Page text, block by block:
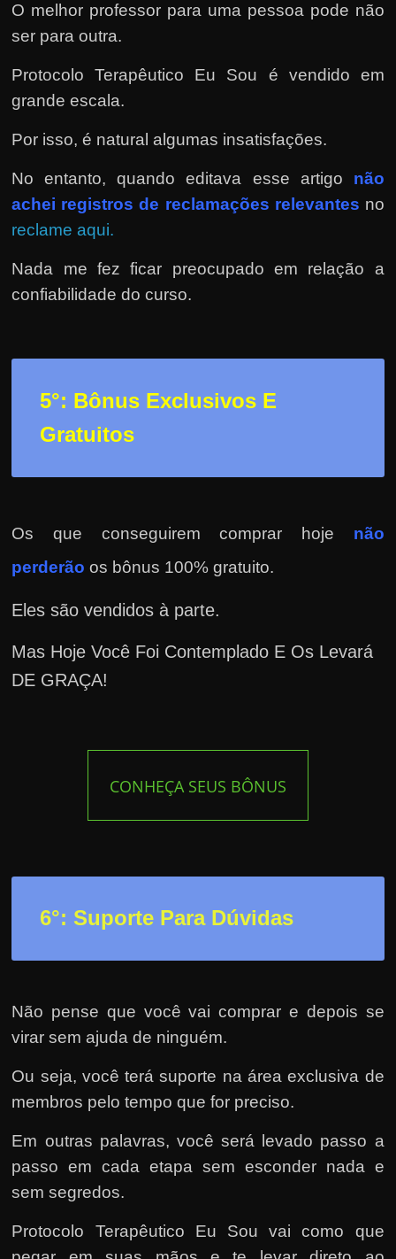
O melhor professor para uma pessoa pode não
ser para outra.
Protocolo Terapêutico Eu Sou é vendido em
grande escala.
Por isso, é natural algumas insatisfações.
No entanto, quando editava esse artigo não
achei registros de reclamações relevantes no
reclame aqui.
Nada me fez ficar preocupado em relação a
confiabilidade do curso.
5°: Bônus Exclusivos E
Gratuitos
Os que conseguirem comprar hoje não
perderão os bônus 100% gratuito.
Eles são vendidos à parte.
Mas Hoje Você Foi Contemplado E Os Levará
DE GRAÇA!
CONHEÇA SEUS BÔNUS
6°: Suporte Para Dúvidas
Não pense que você vai comprar e depois se
virar sem ajuda de ninguém.
Ou seja, você terá suporte na área exclusiva de
membros pelo tempo que for preciso.
Em outras palavras, você será levado passo a
passo em cada etapa sem esconder nada e
sem segredos.
Protocolo Terapêutico Eu Sou vai como que